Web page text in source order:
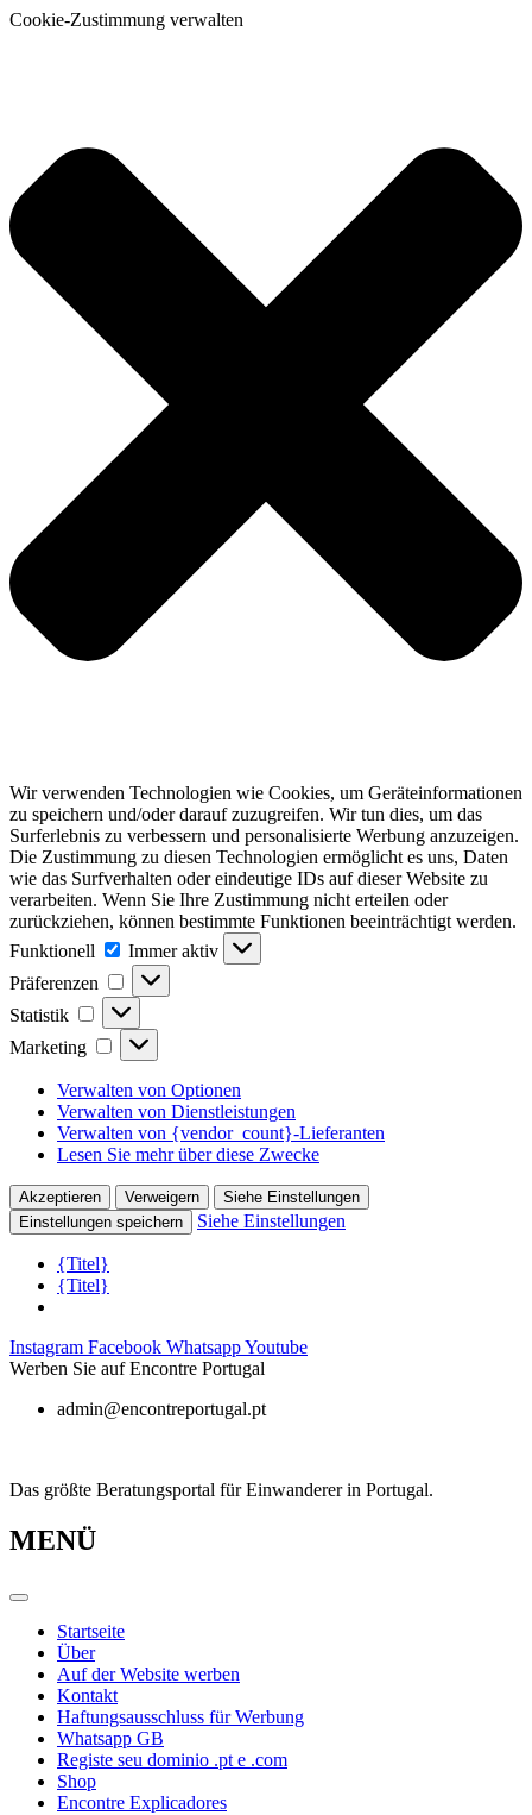
Cookie-Zustimmung verwalten
Wir verwenden Technologien wie Cookies, um Geräteinformationen
zu speichern und/oder darauf zuzugreifen. Wir tun dies, um das
Surferlebnis zu verbessern und personalisierte Werbung anzuzeigen.
Die Zustimmung zu diesen Technologien ermöglicht es uns, Daten
wie das Surfverhalten oder eindeutige IDs auf dieser Website zu
verarbeiten. Wenn Sie Ihre Zustimmung nicht erteilen oder
zurückziehen, können bestimmte Funktionen beeinträchtigt werden.
Funktionell
Funktionell
Immer aktiv
Präferenzen
Präferenzen
Statistik Statistik
Marketing Marketing
Verwalten von Optionen
Verwalten von Dienstleistungen
Verwalten von {vendor_count}-Lieferanten
Lesen Sie mehr über diese Zwecke
Akzeptieren Verweigern
Siehe Einstellungen
Einstellungen speichern
Siehe Einstellungen
{Titel}
{Titel}
Zum
Inhalt
Instagram Facebook WhatsappYoutube
Werben Sie auf Encontre Portugal
admin@encontreportugal.pt
Das größte Beratungsportal für Einwanderer in Portugal.
MENÜ
Startseite
Über
Auf der Website werben
Kontakt
Haftungsausschluss für Werbung
Whatsapp GB
Registe seu dominio .pt e .com
Shop
Encontre Explicadores